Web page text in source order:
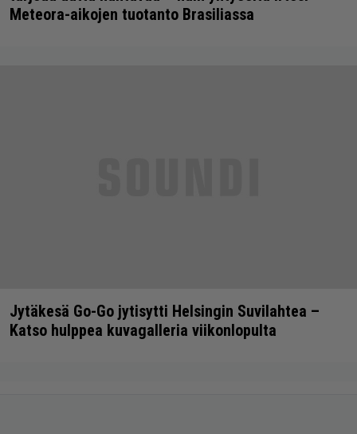
Meteora-aikojen tuotanto Brasiliassa
Jytäkesä Go-Go jytisytti Helsingin Suvilahtea –
Katso hulppea kuvagalleria viikonlopulta